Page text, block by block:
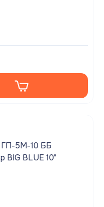
BIG BLUE 10"